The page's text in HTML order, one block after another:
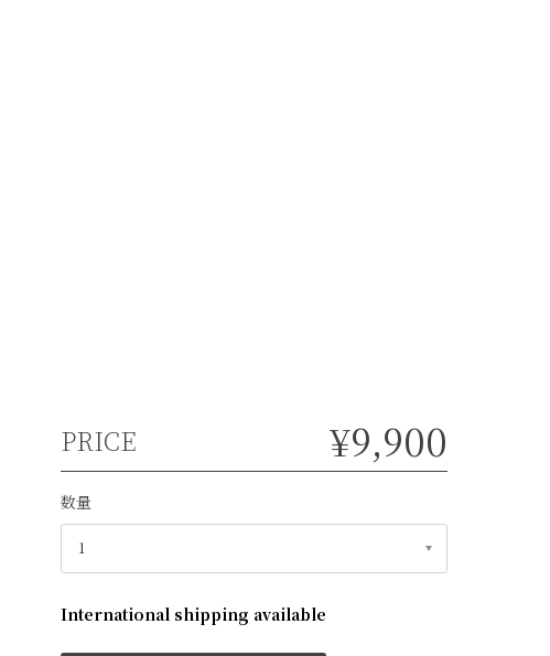
PRICE ¥9,900
数量
International shipping available